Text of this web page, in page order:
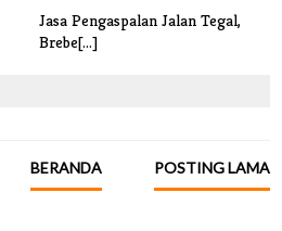
Jasa Pengaspalan Jalan Tegal,
Brebe[...]
POSTING LAMA
BERANDA